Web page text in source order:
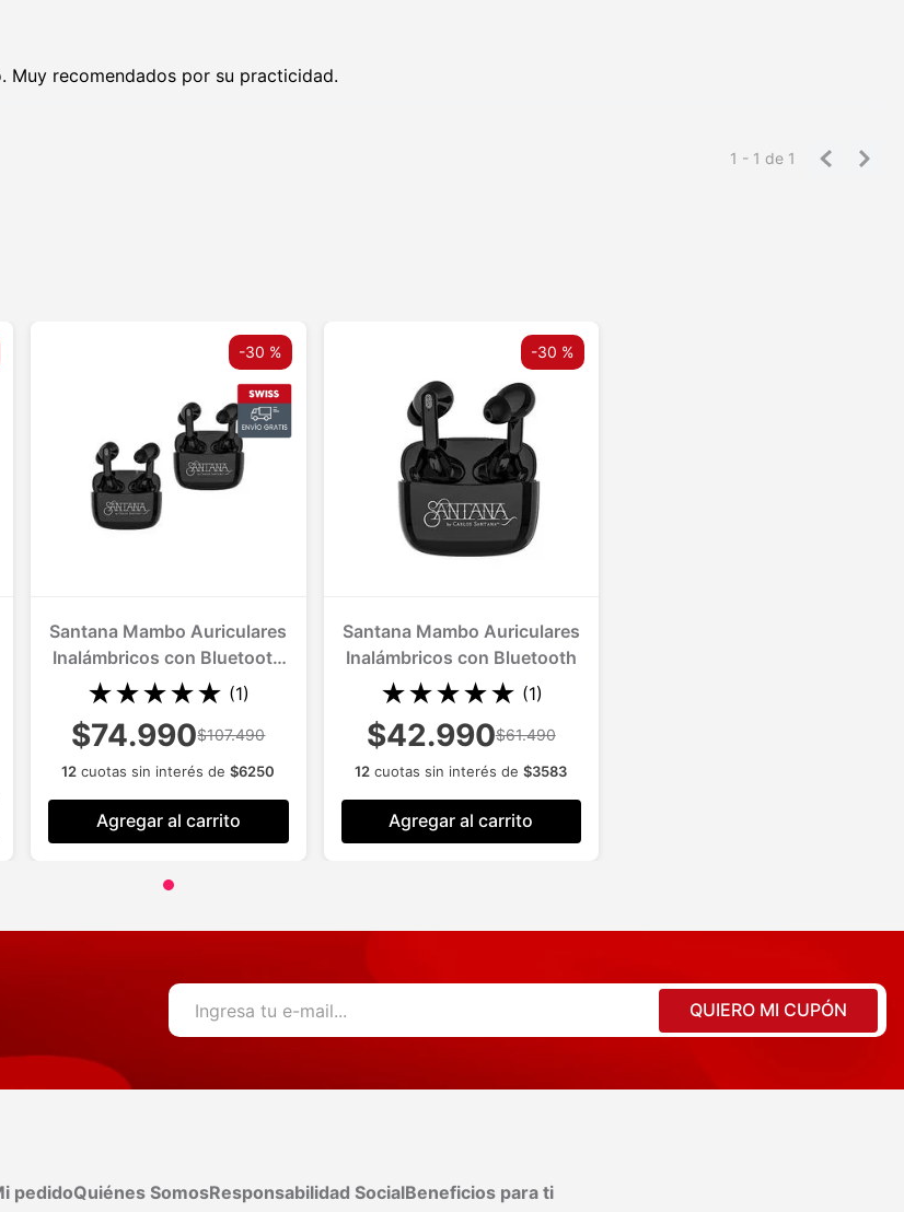
Muy recomendados por su practicidad.
1 - 1de 1
-30 %
Santana Mambo Auriculares
Inalámbricos con Bluetooth
2 Und
★★★★★ (1)
$74.990$107.490
12 cuotas sin interés de$6250
Agregar al carrito
-30 %
Santana Mambo Auriculares
Inalámbricos con Bluetooth
★★★★★ (1)
$42.990$61.490
12 cuotas sin interés de$3583
Agregar al carrito
QUIERO MI CUPÓN
pedidoQuiénes SomosResponsabilidad SocialBeneficios para ti